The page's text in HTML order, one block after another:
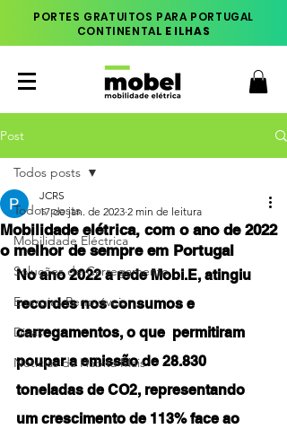
PORTES GRATUITOS PARA PORTUGAL
CONTINENTAL E ILHAS
Post
Todos posts
Mobilidade Eléctrica
Soluções de Carregamento
Energias Renováveis
Dicas
Notícias da Habita Mais
Todos posts
Mobilidade elétrica, com o ano de 2022
o melhor de sempre em Portugal
JCRS
17 de jan. de 2023 2 min de leitura
No ano 2022 a rede Mobi.E, atingiu
recordes nos consumos e
carregamentos, o que  permitiram
poupar a emissão de 28.830
toneladas de CO2, representando
um crescimento de 113% face ao